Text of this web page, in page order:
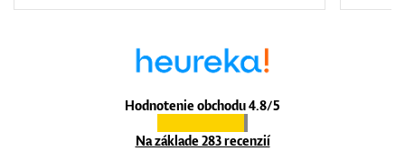
Hodnotenie obchodu 4.8/5
Na základe 283 recenzií